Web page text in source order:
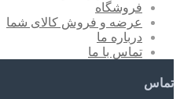
فروشگاه
عرضه و فروش کالای شما
درباره ما
تماس با ما
تماس